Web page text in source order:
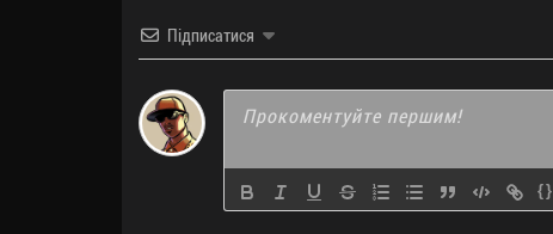
Підписатися
{}